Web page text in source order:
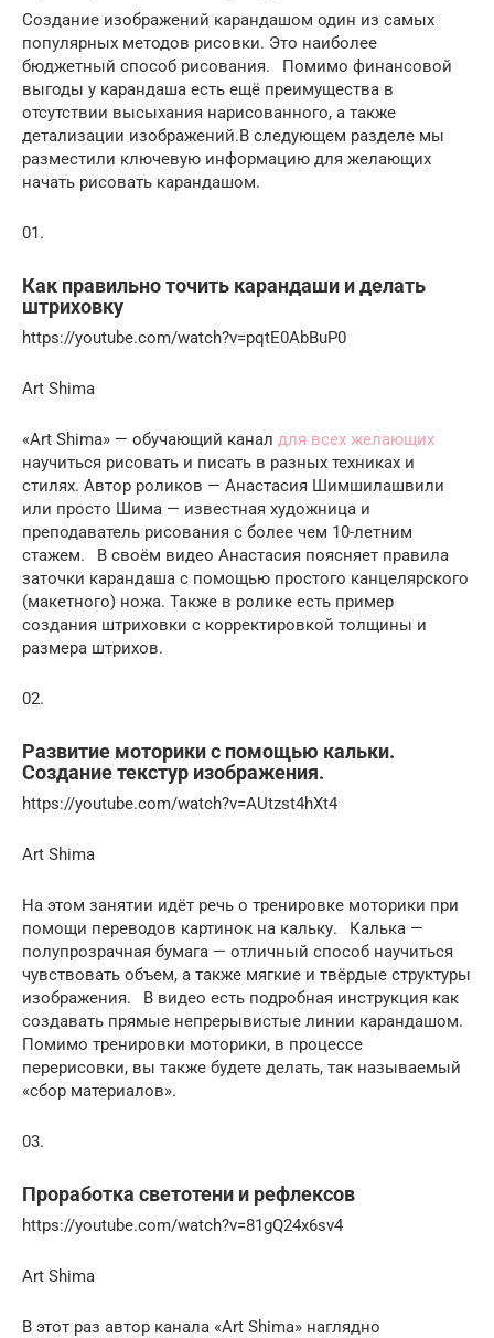
Создание изображений карандашом один из самых
популярных методов рисовки. Это наиболее
бюджетный способ рисования.⠀Помимо финансовой
выгоды у карандаша есть ещё преимущества в
отсутствии высыхания нарисованного, а также
детализации изображений.В следующем разделе мы
разместили ключевую информацию для желающих
начать рисовать карандашом.
01.
Как правильно точить карандаши и делать
штриховку
https://youtube.com/watch?v=pqtE0AbBuP0
Art Shima
«Art Shima» — обучающий канал для всех желающих
научиться рисовать и писать в разных техниках и
стилях. Автор роликов — Анастасия Шимшилашвили
или просто Шима — известная художница и
преподаватель рисования с более чем 10-летним
стажем.⠀В своём видео Анастасия поясняет правила
заточки карандаша с помощью простого канцелярского
(макетного) ножа. Также в ролике есть пример
создания штриховки с корректировкой толщины и
размера штрихов.
02.
Развитие моторики с помощью кальки.
Создание текстур изображения.
https://youtube.com/watch?v=AUtzst4hXt4
Art Shima
На этом занятии идёт речь о тренировке моторики при
помощи переводов картинок на кальку.⠀Калька —
полупрозрачная бумага — отличный способ научиться
чувствовать объем, а также мягкие и твёрдые структуры
изображения.⠀В видео есть подробная инструкция как
создавать прямые непрерывистые линии карандашом.
Помимо тренировки моторики, в процессе
перерисовки, вы также будете делать, так называемый
«сбор материалов».
03.
Проработка светотени и рефлексов
https://youtube.com/watch?v=81gQ24x6sv4
Art Shima
В этот раз автор канала «Art Shima» наглядно